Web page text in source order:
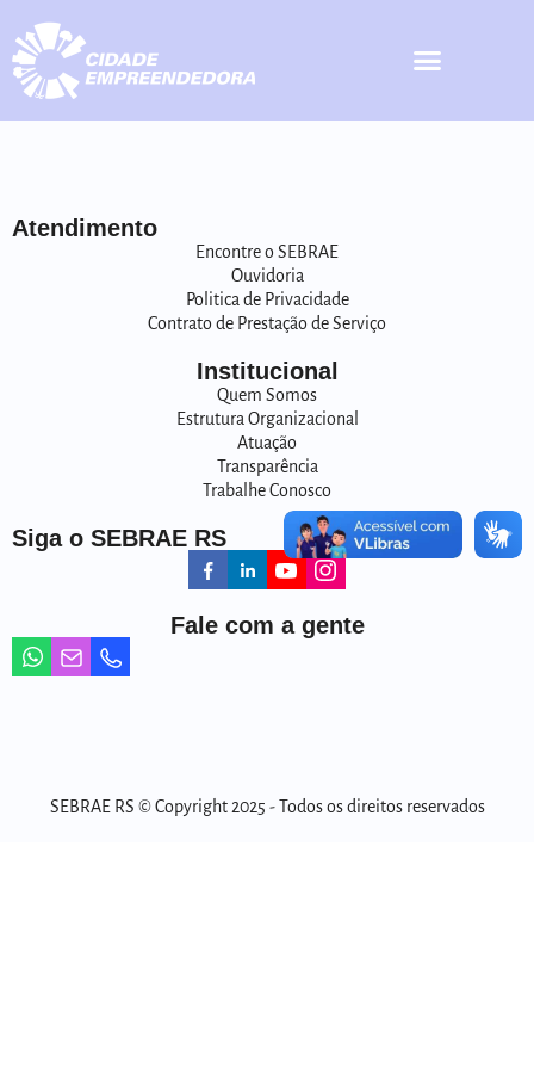
Atendimento
Encontre o SEBRAE
Ouvidoria
Politica de Privacidade
Contrato de Prestação de Serviço
Institucional
Quem Somos
Estrutura Organizacional
Atuação
Transparência
Trabalhe Conosco
Siga o SEBRAE RS
Fale com a gente
SEBRAE RS © Copyright 2025 - Todos os direitos reservados